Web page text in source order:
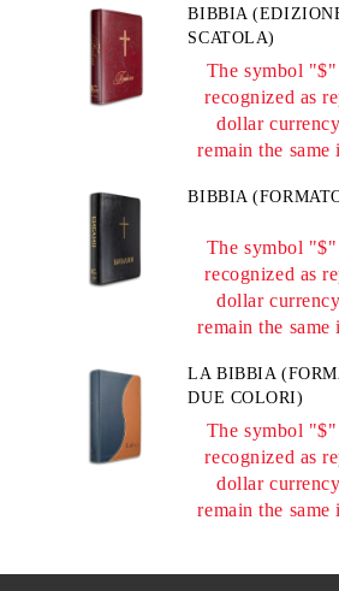
BIBBIA
SCATOLA)
The symbol
recognized as
dollar
remain the
BIBBIA
The symbol
recognized as
dollar
remain the
LA BIBBIA
DUE COLORI)
The symbol
recognized as
dollar
remain the